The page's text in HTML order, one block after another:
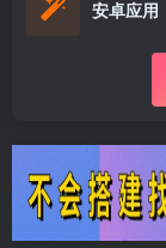
安卓应用